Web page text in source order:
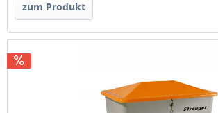
zum Produkt